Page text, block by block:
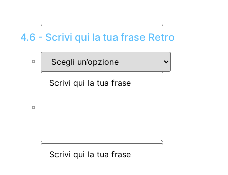
4.6 - Scrivi qui la tua frase Retro